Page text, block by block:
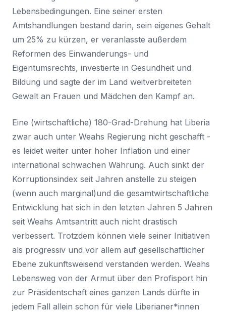
Lebensbedingungen. Eine seiner ersten
Amtshandlungen bestand darin, sein eigenes Gehalt
um 25% zu kürzen, er veranlasste außerdem
Reformen des Einwanderungs- und
Eigentumsrechts, investierte in Gesundheit und
Bildung und sagte der im Land weitverbreiteten
Gewalt an Frauen und Mädchen den Kampf an.
Eine (wirtschaftliche) 180-Grad-Drehung hat Liberia
zwar auch unter Weahs Regierung nicht geschafft -
es leidet weiter unter hoher Inflation und einer
international schwachen Währung. Auch sinkt der
Korruptionsindex seit Jahren anstelle zu steigen
(wenn auch marginal)und die gesamtwirtschaftliche
Entwicklung hat sich in den letzten Jahren 5 Jahren
seit Weahs Amtsantritt auch nicht drastisch
verbessert. Trotzdem können viele seiner Initiativen
als progressiv und vor allem auf gesellschaftlicher
Ebene zukunftsweisend verstanden werden. Weahs
Lebensweg von der Armut über den Profisport hin
zur Präsidentschaft eines ganzen Lands dürfte in
jedem Fall allein schon für viele Liberianer*innen